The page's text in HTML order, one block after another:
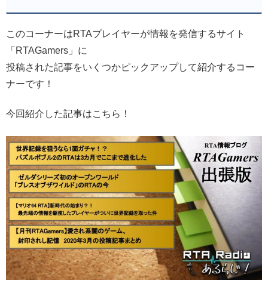
このコーナーはRTAプレイヤーが情報を発信するサイト
「RTAGamers」に
投稿された記事をいくつかピックアップして紹介するコー
ナーです！
今回紹介した記事はこちら！